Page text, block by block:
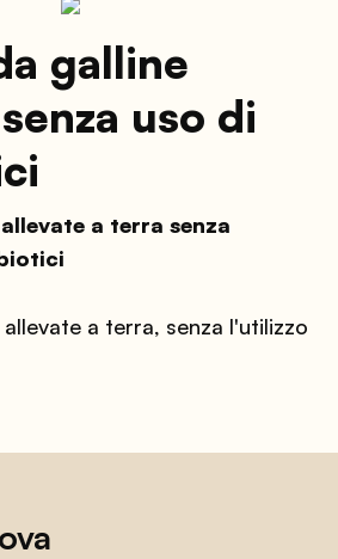
galline
uso di
a terra senza
a terra, senza l'utilizzo